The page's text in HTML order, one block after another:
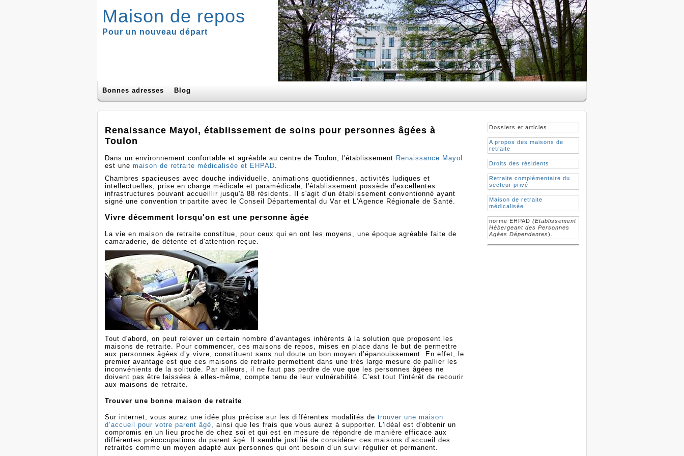
Maison de repos
Pour un nouveau départ
Bonnes adresses Blog
Renaissance Mayol, établissement de soins pour personnes âgées à
Toulon
Dans un environnement confortable et agréable au centre de Toulon, l'établissement Renaissance Mayol
est une maison de retraite médicalisée et EHPAD.
Chambres spacieuses avec douche individuelle, animations quotidiennes, activités ludiques et
intellectuelles, prise en charge médicale et paramédicale, l'établissement possède d'excellentes
infrastructures pouvant accueillir jusqu'à 88 résidents. Il s'agit d'un établissement conventionné ayant
signé une convention tripartite avec le Conseil Départemental du Var et L'Agence Régionale de Santé.
Vivre décemment lorsqu'on est une personne âgée
La vie en maison de retraite constitue, pour ceux qui en ont les moyens, une époque agréable faite de
camaraderie, de détente et d'attention reçue.
Tout d'abord, on peut relever un certain nombre d’avantages inhérents à la solution que proposent les
maisons de retraite. Pour commencer, ces maisons de repos, mises en place dans le but de permettre
aux personnes âgées d’y vivre, constituent sans nul doute un bon moyen d’épanouissement. En effet, le
premier avantage est que ces maisons de retraite permettent dans une très large mesure de pallier les
inconvénients de la solitude. Par ailleurs, il ne faut pas perdre de vue que les personnes âgées ne
doivent pas être laissées à elles-même, compte tenu de leur vulnérabilité. C’est tout l’intérêt de recourir
aux maisons de retraite.
Trouver une bonne maison de retraite
Sur internet, vous aurez une idée plus précise sur les différentes modalités de trouver une maison
d’accueil pour votre parent âgé, ainsi que les frais que vous aurez à supporter. L'idéal est d'obtenir un
compromis en un lieu proche de chez soi et qui est en mesure de répondre de manière efficace aux
différentes préoccupations du parent âgé. Il semble justifié de considérer ces maisons d’accueil des
retraités comme un moyen adapté aux personnes qui ont besoin d’un suivi régulier et permanent.
Dossiers et articles
A propos des maisons de
retraite
Droits des résidents
Retraite complémentaire du
secteur privé
Maison de retraite
médicalisée
norme EHPAD (Etablissement
Hébergeant des Personnes
Agées Dépendantes).